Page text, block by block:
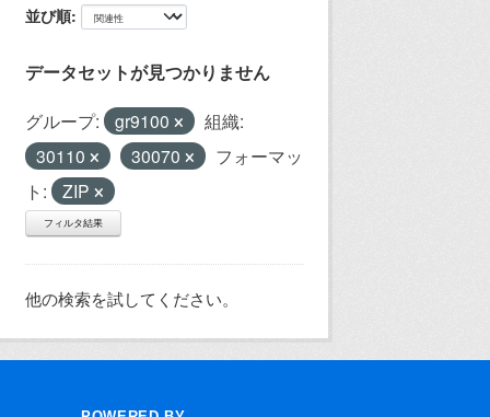
並び順
データセットが見つかりません
グループ: gr9100
組織:
30110
30070
フォーマッ
ト:
ZIP
フィルタ結果
他の検索を試してください。